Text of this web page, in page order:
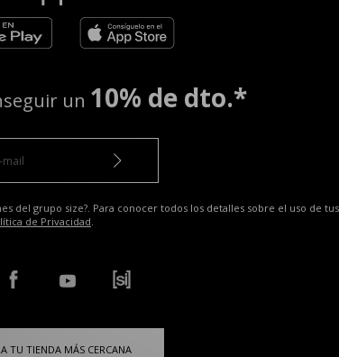
un 10% de dto.*
grupo size?. Para conocer todos los detalles sobre el uso de
de Privacidad.
TU TIENDA MÁS CERCANA